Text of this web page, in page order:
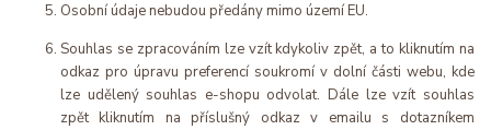
Osobní údaje nebudou předány mimo území EU.
Souhlas se zpracováním lze vzít kdykoliv zpět, a to kliknutím na
odkaz pro úpravu preferencí soukromí v dolní části webu, kde
lze udělený souhlas e-shopu odvolat. Dále lze vzít souhlas
zpět kliknutím na příslušný odkaz v emailu s dotazníkem